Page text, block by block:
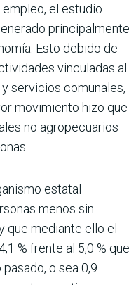
el estudio
principalmente
Esto debido de
vinculadas al
servicios comunales,
movimiento hizo que
no agropecuarios
estatal
menos sin
que mediante ello el
% frente al 5,0 % que
o sea 0,9